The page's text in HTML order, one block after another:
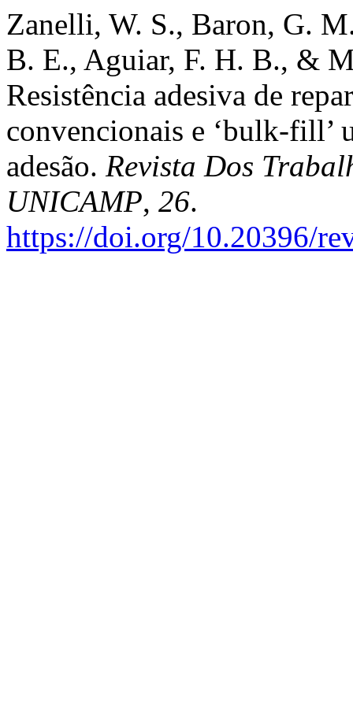
Zanelli, W. S., Baron, G.
B. E., Aguiar, F. H. B., &
Resistência adesiva de
convencionais e ‘bulk-fill’
adesão. Revista Dos
UNICAMP, 26.
https://doi.org/10.20396/